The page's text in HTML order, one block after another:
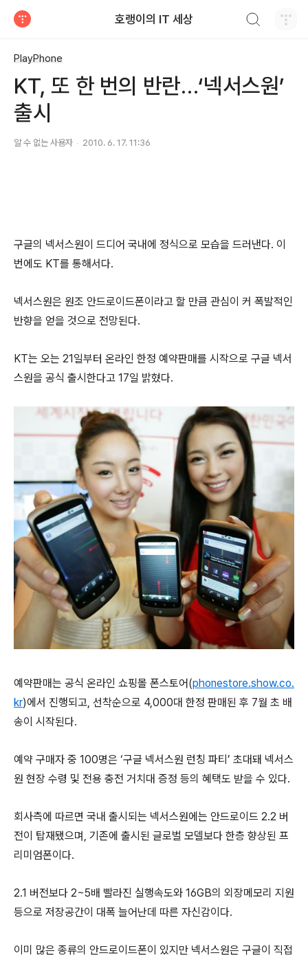
호랭이의 IT 세상
PlayPhone
KT, 또 한 번의 반란…‘넥서스원’
출시
알 수 없는 사용자 2010. 6. 17. 11:36
구글의 넥서스원이 드디어 국내에 정식으로 모습을 드러낸다. 이
번에도 KT를 통해서다.
넥서스원은 원조 안드로이드폰이라고 할 만큼 관심이 커 폭발적인
반향을 얻을 것으로 전망된다.
KT는 오는 21일부터 온라인 한정 예약판매를 시작으로 구글 넥서
스원을 공식 출시한다고 17일 밝혔다.
예약판매는 공식 온라인 쇼핑몰 폰스토어(phonestore.show.co.
kr)에서 진행되고, 선착순으로 4,000대 한정 판매된 후 7월 초 배
송이 시작된다.
예약 구매자 중 100명은 ‘구글 넥서스원 런칭 파티’ 초대돼 넥서스
원 현장 수령 및 전용 충전 거치대 증정 등의 혜택도 받을 수 있다.
회사측에 따르면 국내 출시되는 넥서스원에는 안드로이드 2.2 버
전이 탑재됐으며, 기존에 출시된 글로벌 모델보다 한층 향상된 프
리미엄폰이다.
2.1 버전보다 2~5배 빨라진 실행속도와 16GB의 외장메모리 지원
등으로 저장공간이 대폭 늘어난데 따른 자신감이다.
이미 많은 종류의 안드로이드폰이 있지만 넥서스원은 구글이 직접